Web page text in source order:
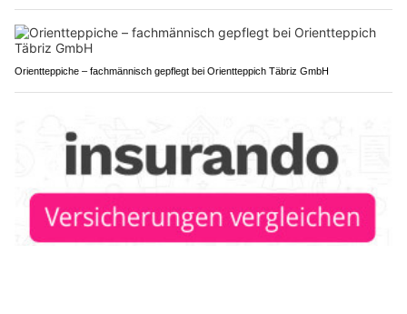
Orientteppiche – fachmännisch gepflegt bei Orientteppich Täbriz GmbH